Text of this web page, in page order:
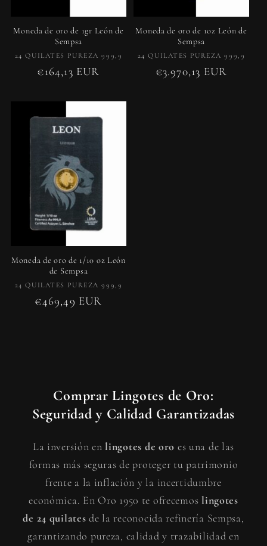
Moneda de oro de 1gr León de
Sempsa
Proveedor:
24 QUILATES PUREZA 999,9
Precio
€164,13 EUR
Moneda de oro de 1oz León de
Sempsa
Proveedor:
24 QUILATES PUREZA 999,9
Precio
€3.970,13 EUR
Moneda de oro de 1/10 oz León
de Sempsa
Proveedor:
24 QUILATES PUREZA 999,9
Precio
€469,49 EUR
Comprar Lingotes de Oro:
Seguridad y Calidad Garantizadas
La inversión enlingotes de oro es una de las
formas más seguras de proteger tu patrimonio
frente a la inflación y la incertidumbre
económica. En Oro 1950 te ofrecemoslingotes
de 24 quilates de la reconocida refinería Sempsa,
garantizando pureza, calidad y trazabilidad en